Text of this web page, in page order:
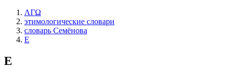
ΛΓΩ
этимологические словари
словарь Семёнова
Е
Е